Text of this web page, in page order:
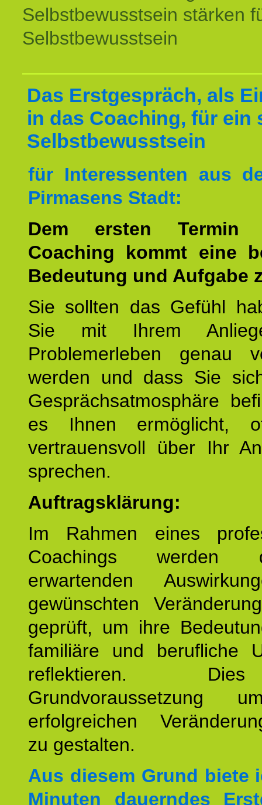
Selbstbewusstsein stärken
Selbstbewusstsein
Das Erstgespräch, als
in das Coaching, für ein
Selbstbewusstsein
für Interessenten aus
Pirmasens Stadt:
Dem ersten
Coaching kommt eine
Bedeutung und Aufgabe
Sie sollten das Gefühl
Sie mit Ihrem
Problemerleben genau
werden und dass Sie
Gesprächsatmosphäre
es Ihnen ermöglicht,
vertrauensvoll über Ihr
sprechen.
Auftragsklärung:
Im Rahmen eines
Coachings
erwartenden
gewünschten
geprüft, um ihre
familiäre und berufliche
reflektieren.
Grundvoraussetzung
erfolgreichen
zu gestalten.
Aus diesem Grund biete
Minuten dauerndes